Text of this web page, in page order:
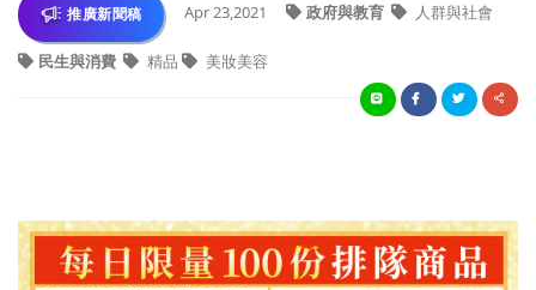
推廣新聞稿 Apr 23,2021 政府與教育 人群與社會
民生與消費 精品 美妝美容